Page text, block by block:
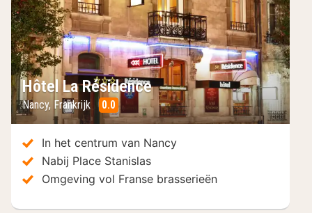
Hôtel La Résidence
Nancy, Frankrijk 0.0
/10
In het centrum van Nancy
Nabij Place Stanislas
Omgeving vol Franse brasserieën